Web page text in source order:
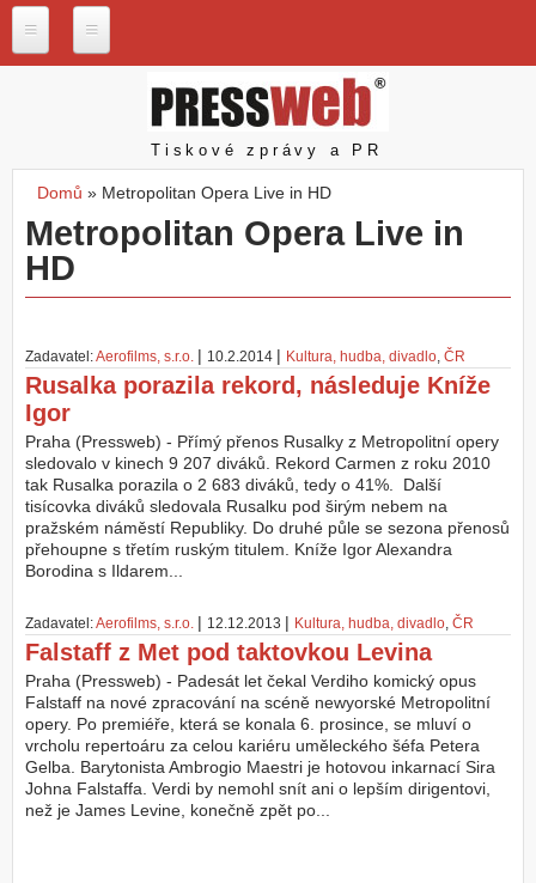
P
e
b
.
c
a
š
e
s
l
u
ž
b
y
Z
l
o
ž
i
t
ú
č
e
t
Pressweb
Tiskové zprávy a PR
Jste zde
Domů » Metropolitan Opera Live in HD
Metropolitan Opera Live in
HD
Zadavatel:Aerofilms, s.r.o. | 10.2.2014 | Kultura, hudba, divadlo, ČR
Rusalka porazila rekord, následuje Kníže
Igor
Praha (Pressweb) - Přímý přenos Rusalky z Metropolitní opery
sledovalo v kinech 9 207 diváků. Rekord Carmen z roku 2010
tak Rusalka porazila o 2 683 diváků, tedy o 41%. Další
tisícovka diváků sledovala Rusalku pod širým nebem na
pražském náměstí Republiky. Do druhé půle se sezona přenosů
přehoupne s třetím ruským titulem. Kníže Igor Alexandra
Borodina s Ildarem...
Zadavatel:Aerofilms, s.r.o. | 12.12.2013 | Kultura, hudba, divadlo, ČR
Falstaff z Met pod taktovkou Levina
Praha (Pressweb) - Padesát let čekal Verdiho komický opus
Falstaff na nové zpracování na scéně newyorské Metropolitní
opery. Po premiéře, která se konala 6. prosince, se mluví o
vrcholu repertoáru za celou kariéru uměleckého šéfa Petera
Gelba. Barytonista Ambrogio Maestri je hotovou inkarnací Sira
Johna Falstaffa. Verdi by nemohl snít ani o lepším dirigentovi,
než je James Levine, konečně zpět po...